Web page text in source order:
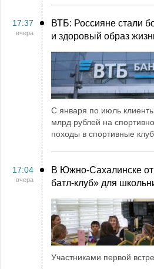
17:37
вчера
ВТБ: Россияне стали
и здоровый образ
С января по июль
млрд рублей на
походы в спортивные
17:04
вчера
В Южно-Сахалинске
батл-клуб» для
Участниками первой